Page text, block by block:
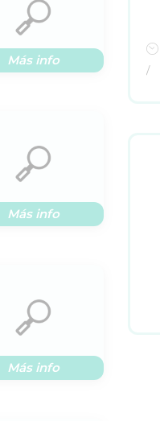
Más info
Más info
Más info
/